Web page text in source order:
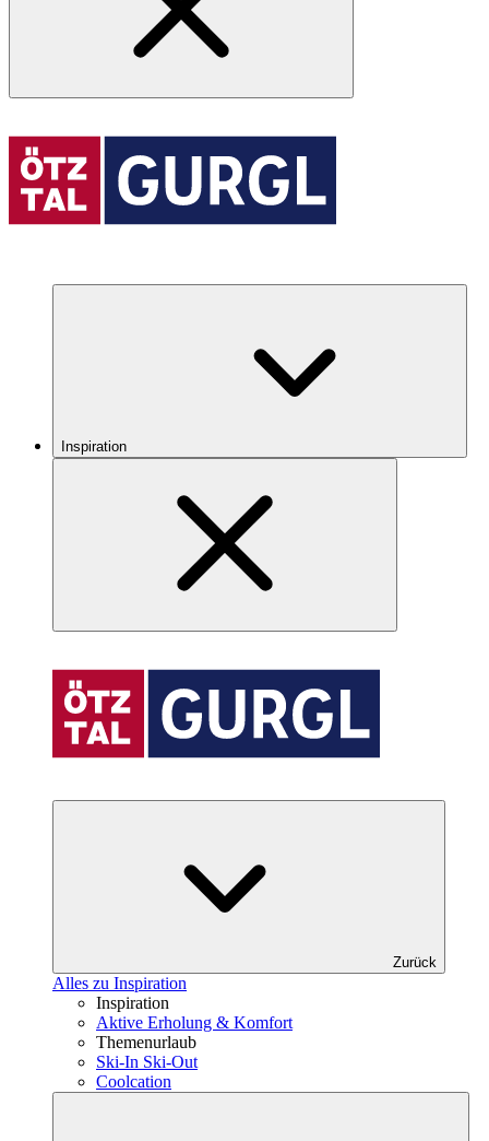
Inspiration
Zurück
Alles zu Inspiration
Inspiration
Aktive Erholung & Komfort
Themenurlaub
Ski-In Ski-Out
Coolcation